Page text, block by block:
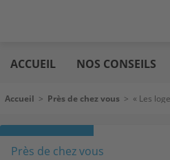
au
contenu
immo
ACCUEIL NOS CONSEILS
Fil d'Ariane
Accueil > Près de chez vous > « Les
Près de chez vous